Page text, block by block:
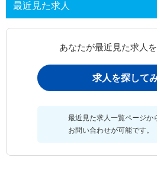
最近見た求人
あなたが最近見た求人
求人を探して
最近見た求人一覧ページか
お問い合わせが可能です。